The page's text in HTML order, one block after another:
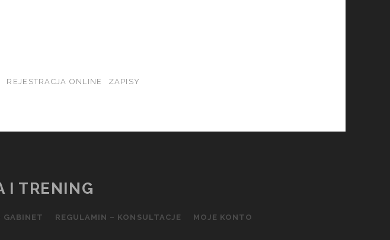
REJESTRACJA ONLINE ZAPISY
I TRENING
GABINET REGULAMIN – KONSULTACJE MOJE KONTO